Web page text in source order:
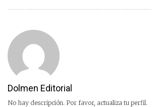
Dolmen Editorial
No hay descripción. Por favor, actualiza tu perfil.